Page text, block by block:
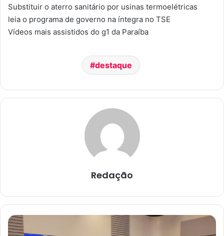
Substituir o aterro sanitário por usinas termoelétricas
leia o programa de governo na íntegra no TSE
Vídeos mais assistidos do g1 da Paraíba
destaque
Redação
C
a